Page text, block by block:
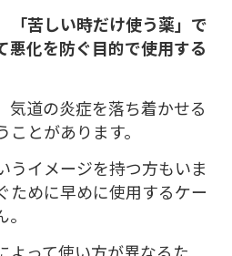
「苦しい時だけ使う薬」で
悪化を防ぐ目的で使用する
気道の炎症を落ち着かせる
とがあります。
うイメージを持つ方もいま
ために早めに使用するケー
よって使い方が異なるた